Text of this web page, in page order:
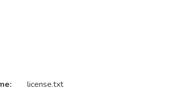
license.txt